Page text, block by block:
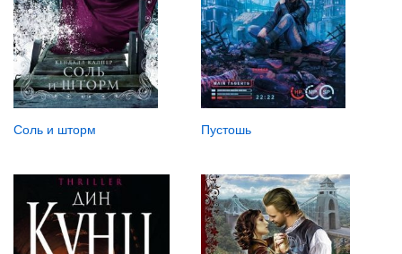
Соль и шторм Пустошь